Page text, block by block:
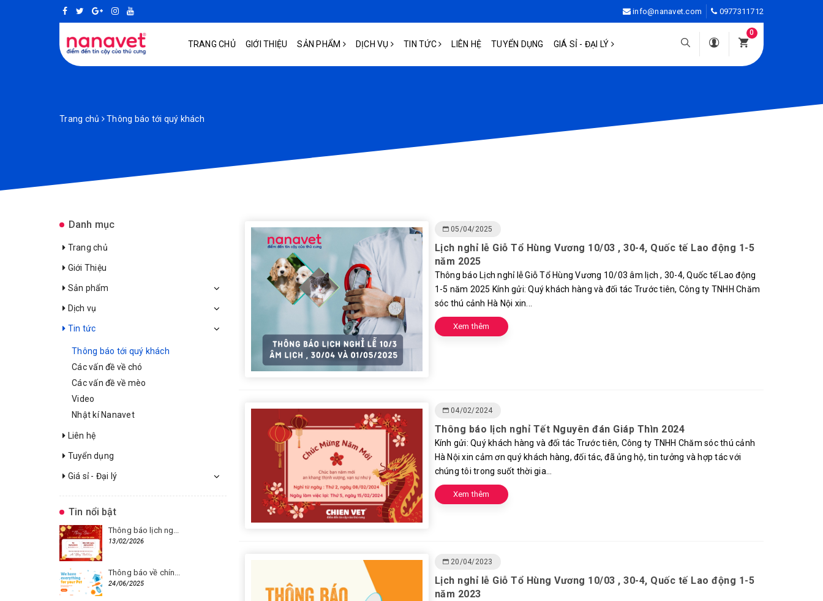
0977311712
info@nanavet.com
TRANG CHỦ GIỚI THIỆU SẢN PHẨM DỊCH VỤ TIN TỨC LIÊN HỆ TUYỂN DỤNG GIÁ SỈ - ĐẠI LÝ
0
Trang chủ Thông báo tới quý khách
05/04/2025
Lịch nghỉ lễ Giỗ Tổ Hùng Vương 10/03 , 30-4, Quốc tế Lao động 1-5
năm 2025
Thông báo Lịch nghỉ lễ Giỗ Tổ Hùng Vương 10/03 âm lịch , 30-4, Quốc tế Lao động
1-5 năm 2025 Kính gửi: Quý khách hàng và đối tác Trước tiên, Công ty TNHH Chăm
sóc thú cảnh Hà Nội xin...
Xem thêm
04/02/2024
Thông báo lịch nghỉ Tết Nguyên đán Giáp Thìn 2024
Kính gửi: Quý khách hàng và đối tác Trước tiên, Công ty TNHH Chăm sóc thú cảnh
Hà Nội xin cảm ơn quý khách hàng, đối tác, đã ủng hộ, tin tưởng và hợp tác với
chúng tôi trong suốt thời gia...
Xem thêm
20/04/2023
Lịch nghỉ lễ Giỗ Tổ Hùng Vương 10/03 , 30-4, Quốc tế Lao động 1-5
năm 2023
Danh mục
Trang chủ
Giới Thiệu
Sản phẩm
Dịch vụ
Tin tức
Thông báo tới quý khách
Các vấn đề về chó
Các vấn đề về mèo
Video
Nhật kí Nanavet
Liên hệ
Tuyển dụng
Giá sỉ - Đại lý
Tin nổi bật
Thông báo lịch ng...
13/02/2026
Thông báo về chín...
24/06/2025